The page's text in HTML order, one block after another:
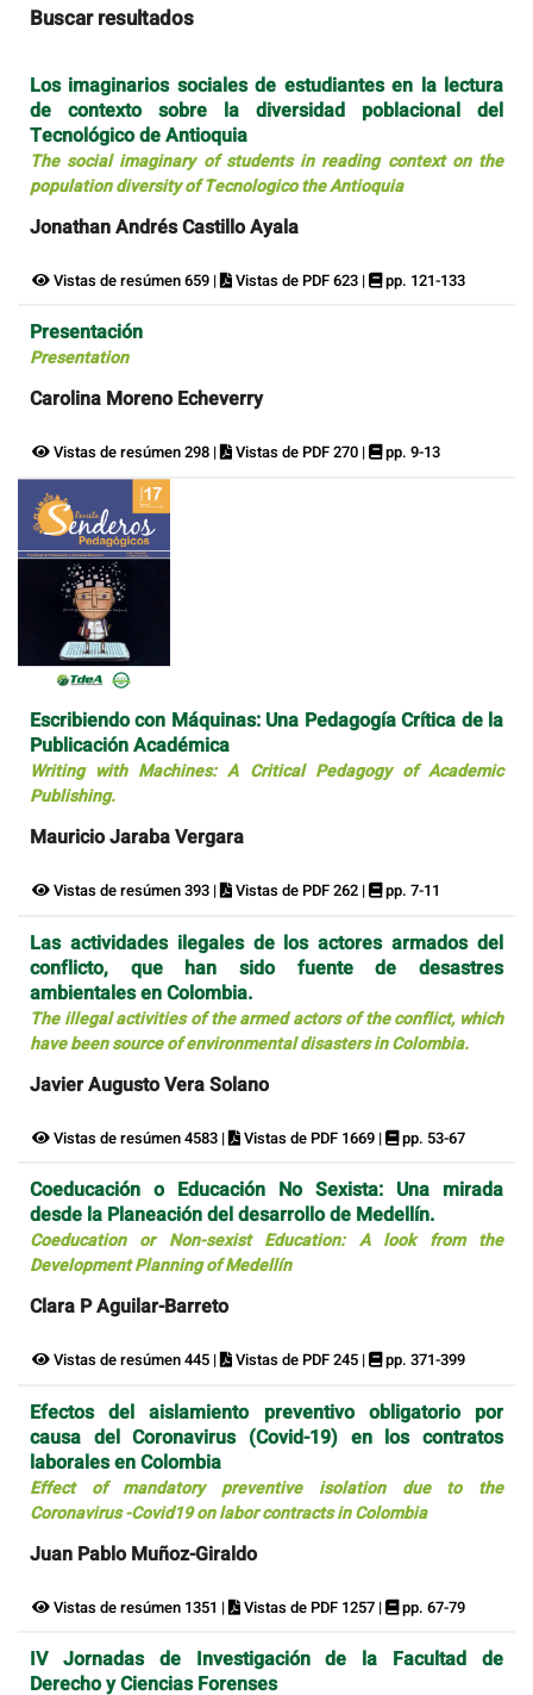
Buscar resultados
Los imaginarios sociales de estudiantes en la lectura
de contexto sobre la diversidad poblacional del
Tecnológico de Antioquia
The social imaginary of students in reading context on the
population diversity of Tecnologico the Antioquia
Jonathan Andrés Castillo Ayala
Vistas de resúmen 659 | Vistas de PDF 623 | pp. 121-133
Presentación
Presentation
Carolina Moreno Echeverry
Vistas de resúmen 298 | Vistas de PDF 270 | pp. 9-13
Escribiendo con Máquinas: Una Pedagogía Crítica de la
Publicación Académica
Writing with Machines: A Critical Pedagogy of Academic
Publishing.
Mauricio Jaraba Vergara
Vistas de resúmen 393 | Vistas de PDF 262 | pp. 7-11
Las actividades ilegales de los actores armados del
conflicto, que han sido fuente de desastres
ambientales en Colombia.
The illegal activities of the armed actors of the conflict, which
have been source of environmental disasters in Colombia.
Javier Augusto Vera Solano
Vistas de resúmen 4583 | Vistas de PDF 1669 | pp. 53-67
Coeducación o Educación No Sexista: Una mirada
desde la Planeación del desarrollo de Medellín.
Coeducation or Non-sexist Education: A look from the
Development Planning of Medellín
Clara P Aguilar-Barreto
Vistas de resúmen 445 | Vistas de PDF 245 | pp. 371-399
Efectos del aislamiento preventivo obligatorio por
causa del Coronavirus (Covid-19) en los contratos
laborales en Colombia
Effect of mandatory preventive isolation due to the
Coronavirus -Covid19 on labor contracts in Colombia
Juan Pablo Muñoz-Giraldo
Vistas de resúmen 1351 | Vistas de PDF 1257 | pp. 67-79
IV Jornadas de Investigación de la Facultad de
Derecho y Ciencias Forenses